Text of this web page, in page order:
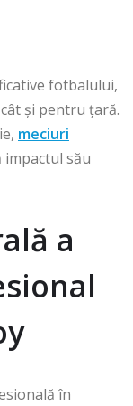
fotbalului,
și pentru țară.
meciuri
impactul său
a
în